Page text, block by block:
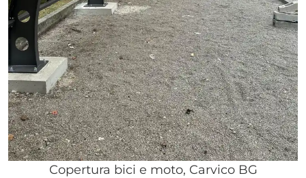
Copertura bici e moto, Carvico BG